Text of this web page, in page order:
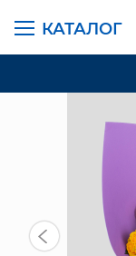
КАТАЛОГ
ГЛАВНАЯ СТРАНИЦА